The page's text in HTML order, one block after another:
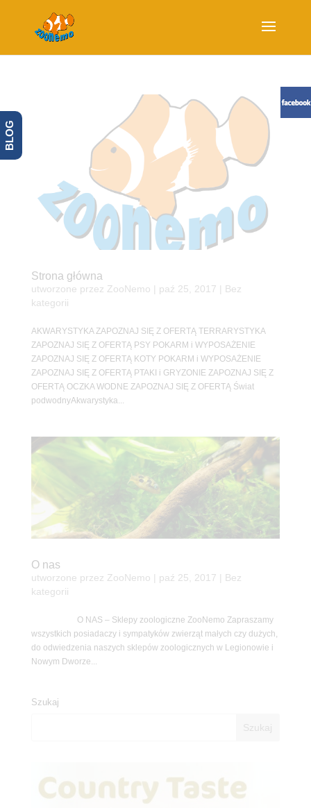
Strona główna
utworzone przez ZooNemo paź 25, 2017 | Bez
kategorii
AKWARYSTYKA ZAPOZNAJ SIĘ Z OFERTĄ TERRARYSTYKA
ZAPOZNAJ SIĘ Z OFERTĄ PSY POKARM i WYPOSAŻENIE
ZAPOZNAJ SIĘ Z OFERTĄ KOTY POKARM i WYPOSAŻENIE
ZAPOZNAJ SIĘ Z OFERTĄ PTAKI i GRYZONIE ZAPOZNAJ SIĘ Z
OFERTĄ OCZKA WODNE ZAPOZNAJ SIĘ Z OFERTĄ Świat
podwodnyAkwarystyka...
O nas
utworzone przez ZooNemo paź 25, 2017 | Bez
kategorii
O NAS – Sklepy zoologiczne ZooNemo Zapraszamy
wszystkich posiadaczy i sympatyków zwierząt małych czy dużych,
do odwiedzenia naszych sklepów zoologicznych w Legionowie i
Nowym Dworze...
Szukaj
BLOG